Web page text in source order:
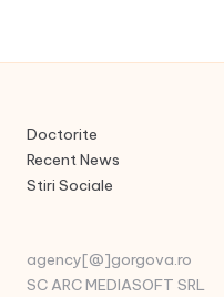
Doctorite
Recent News
Stiri Sociale
agency[@]gorgova.ro
SC ARC MEDIASOFT SRL